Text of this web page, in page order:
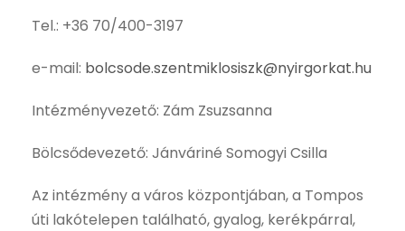
Tel.: +36 70/400-3197
e-mail: bolcsode.szentmiklosiszk@nyirgorkat.hu
Intézményvezető: Zám Zsuzsanna
Bölcsődevezető: Jánváriné Somogyi Csilla
Az intézmény a város központjában, a Tompos
úti lakótelepen található, gyalog, kerékpárral,